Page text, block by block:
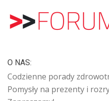
O NAS:
Codzienne porady
Pomysły na prezenty i